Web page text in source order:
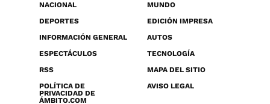
NACIONAL
MUNDO
DEPORTES
EDICIÓN IMPRESA
INFORMACIÓN GENERAL
AUTOS
ESPECTÁCULOS
TECNOLOGÍA
RSS
MAPA DEL SITIO
POLÍTICA DE
PRIVACIDAD DE
ÁMBITO.COM
AVISO LEGAL